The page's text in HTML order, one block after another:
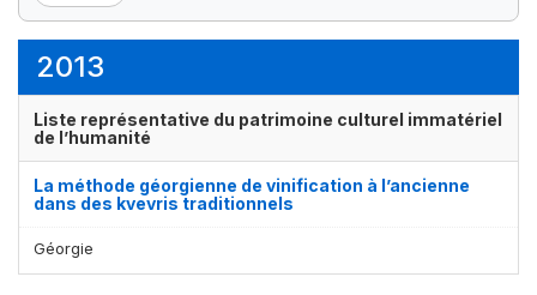
1
2013
Liste représentative du patrimoine culturel immatériel
de l’humanité
La méthode géorgienne de vinification à l’ancienne
dans des kvevris traditionnels
Géorgie